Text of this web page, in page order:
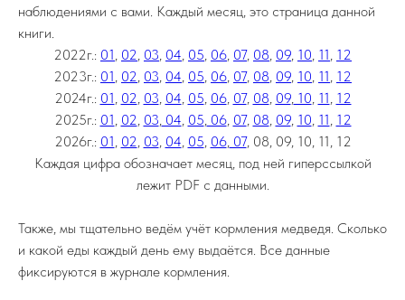
наблюдениями с вами. Каждый месяц, это страница данной
книги.
2022г.: 01, 02, 03, 04, 05, 06, 07, 08, 09, 10, 11, 12
2023г.: 01, 02, 03, 04, 05, 06, 07, 08, 09, 10, 11, 12
2024г.: 01, 02, 03, 04, 05, 06, 07, 08, 09,10, 11, 12
2025г.: 01, 02, 03,04, 05,06, 07, 08, 09, 10, 11, 12
2026г.: 01, 02, 03, 04, 05, 06,07, 08, 09, 10, 11, 12
Каждая цифра обозначает месяц, под ней гиперссылкой
лежит PDF с данными.
Также, мы тщательно ведём учёт кормления медведя. Сколько
и какой еды каждый день ему выдаётся. Все данные
фиксируются в журнале кормления.